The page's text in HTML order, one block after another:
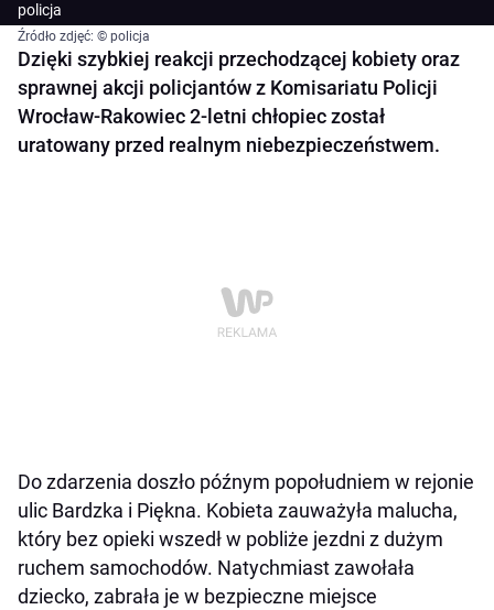
policja
Źródło zdjęć: © policja
Dzięki szybkiej reakcji przechodzącej kobiety oraz
sprawnej akcji policjantów z Komisariatu Policji
Wrocław-Rakowiec 2-letni chłopiec został
uratowany przed realnym niebezpieczeństwem.
Do zdarzenia doszło późnym popołudniem w rejonie
ulic Bardzka i Piękna. Kobieta zauważyła malucha,
który bez opieki wszedł w pobliże jezdni z dużym
ruchem samochodów. Natychmiast zawołała
dziecko, zabrała je w bezpieczne miejsce